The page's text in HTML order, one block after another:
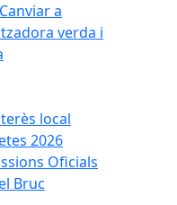
a
verda i
local
2026
Oficials
Bruc